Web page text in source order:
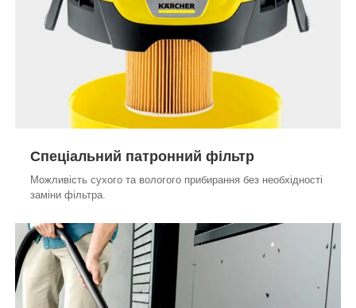
Спеціальний патронний фільтр
Можливість сухого та вологого прибирання без необхідності
заміни фільтра.